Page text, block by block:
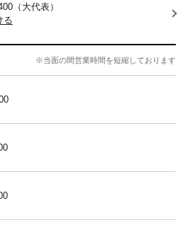
（大代表）
る
※当面の間営業時間を短縮しております